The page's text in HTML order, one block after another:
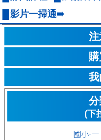
影片一掃通➠
(下
國小-